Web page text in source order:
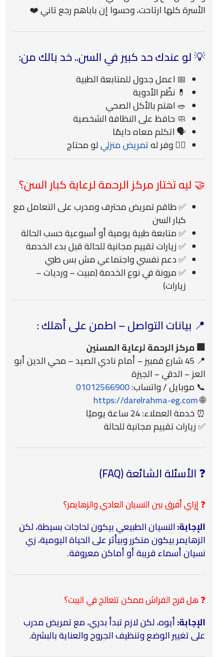
الأسرة كلها ارتاحت، وحسوا إن باباهم رجع تاني ❤️
💡 لو عندك حد كبير في السن.. خد بالك من:
📅 اعمل جدول للمتابعة الطبية
💊 نظّم الأدوية
🥗 اهتم بالأكل الصحي
🧼 حافظ على النظافة الشخصية
🗣️ اتكلم معاه دايمًا
🧑‍⚕️ وفر لهتمريض منزليلو محتاج
🤝 ليه تختار مركز الرحمة لرعاية كبار السن؟
✅ طاقم تمريض محترف ومدرب على التعامل مع
كبار السن
✅ متابعة طبية يومية أو أسبوعية حسب الحالة
✅ زيارات تقييم مجانية للحالة قبل بدء الخدمة
✅ دعم نفسي واجتماعي مش بس طبي
✅ مرونة في نوع الخدمة (مبيت – ورديات –
زيارات)
📍 بيانات التواصل – اطمن على أهلك :
🏢 مركز الرحمة لرعاية المسنين
📍 45 شارع قمبيز – أمام نادي الصيد – محي الدين أبو
العز – الدقي – الجيزة
📞 موبايل / واتساب:01012566900
🌐
https://darelrahma-eg.com
⏰ خدمة العملاء: 24 ساعة يوميًا
✅ زيارات تقييم مجانية للحالة
❓ الأسئلة الشائعة (FAQ)
❓ إزاي أفرق بين النسيان العادي والزهايمر؟
الإجابة:النسيان الطبيعي بيكون لحاجات بسيطة، لكن
الزهايمر بيكون متكرر وبيأثر على الحياة اليومية، زي
نسيان أسماء قريبة أو أماكن معروفة.
❓ هل قرح الفراش ممكن تتعالج في البيت؟
الإجابة:أيوه، لكن لازم تبدأ بدري، مع تمريض مدرب
على تغيير الوضع وتنظيف الجروح والعناية بالبشرة.